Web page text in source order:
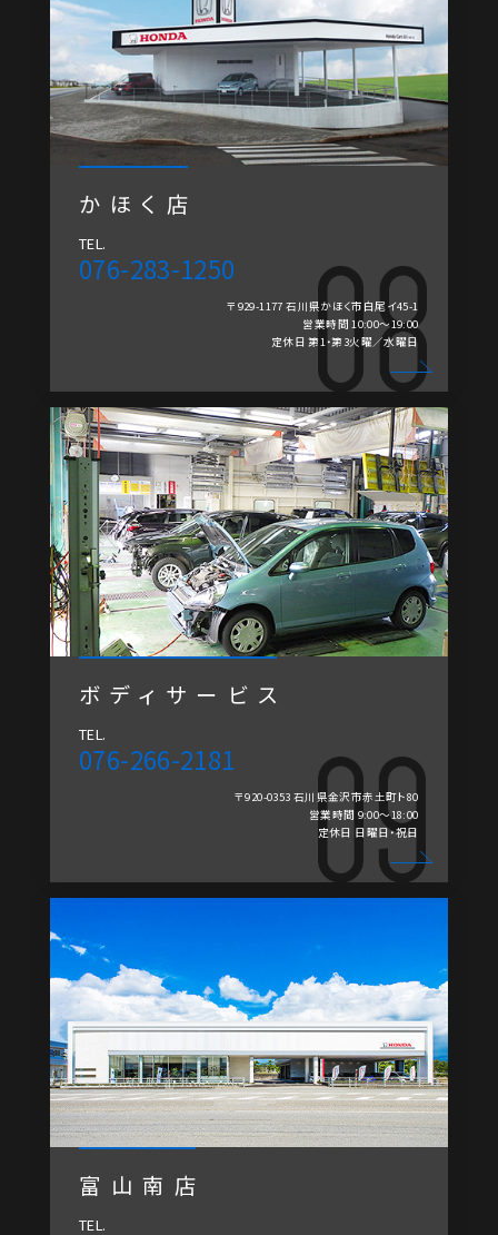
かほく店
TEL.
076-283-1250
〒929-1177 石川県かほく市白尾イ45-1
営業時間 10:00～19:00
定休日 第1・第3火曜／水曜日
ボディサービス
TEL.
076-266-2181
〒920-0353 石川県金沢市赤土町ト80
営業時間 9:00～18:00
定休日 日曜日・祝日
富山南店
TEL.